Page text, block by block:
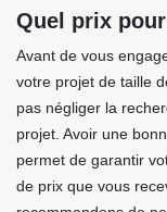
Quel prix
Avant de vous
votre projet de taille
pas négliger la
projet. Avoir une
permet de garantir
de prix que vous